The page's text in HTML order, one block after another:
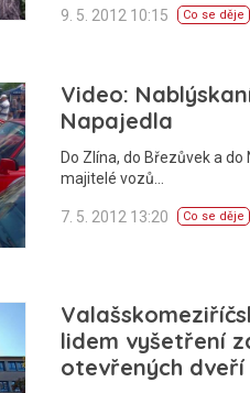
9. 5. 2012 10:15 Co se děje
Video:
Napajedla
Do Zlína, do Březůvek a
majitelé vozů…
7. 5. 2012 13:20 Co se děje
lidem vyšetření
otevřených dveří